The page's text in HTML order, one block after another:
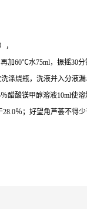
，
加60℃水75ml，振摇30分
涤烧瓶，洗液并入分液
％醋酸镁甲醇溶液10ml使溶
28.0％；好望角芦荟不得